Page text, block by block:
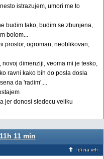
istrazujem, umori me to
budim tako, budim se zbunjena,
bolom...
prostor, ogroman, neoblikovan,
dimenziji, veoma mi je tesko,
ravni kako bih do posla dosla
da 'radim'....
jer donosi sledecu veliku
11 min
Idi na vrh